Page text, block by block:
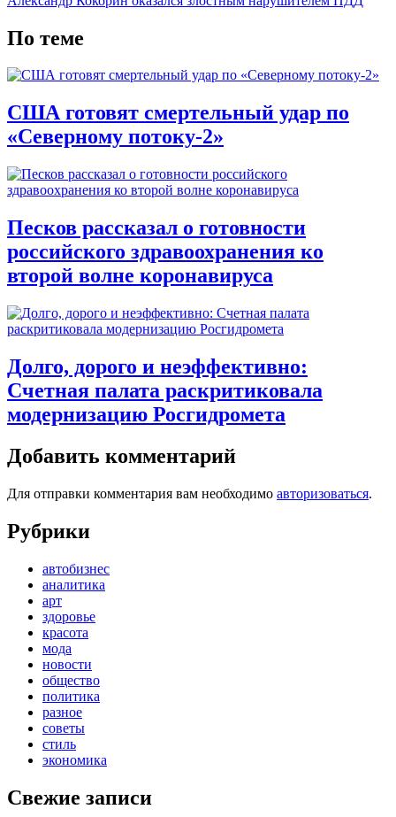
По теме
США готовят смертельный удар по
«Северному потоку-2»
Песков рассказал о готовности
российского здравоохранения ко
второй волне коронавируса
Долго, дорого и неэффективно:
Счетная палата раскритиковала
модернизацию Росгидромета
Добавить комментарий
Для отправки комментария вам необходимо авторизоваться.
Рубрики
автобизнес
аналитика
арт
здоровье
красота
мода
новости
общество
политика
разное
советы
стиль
экономика
Свежие записи